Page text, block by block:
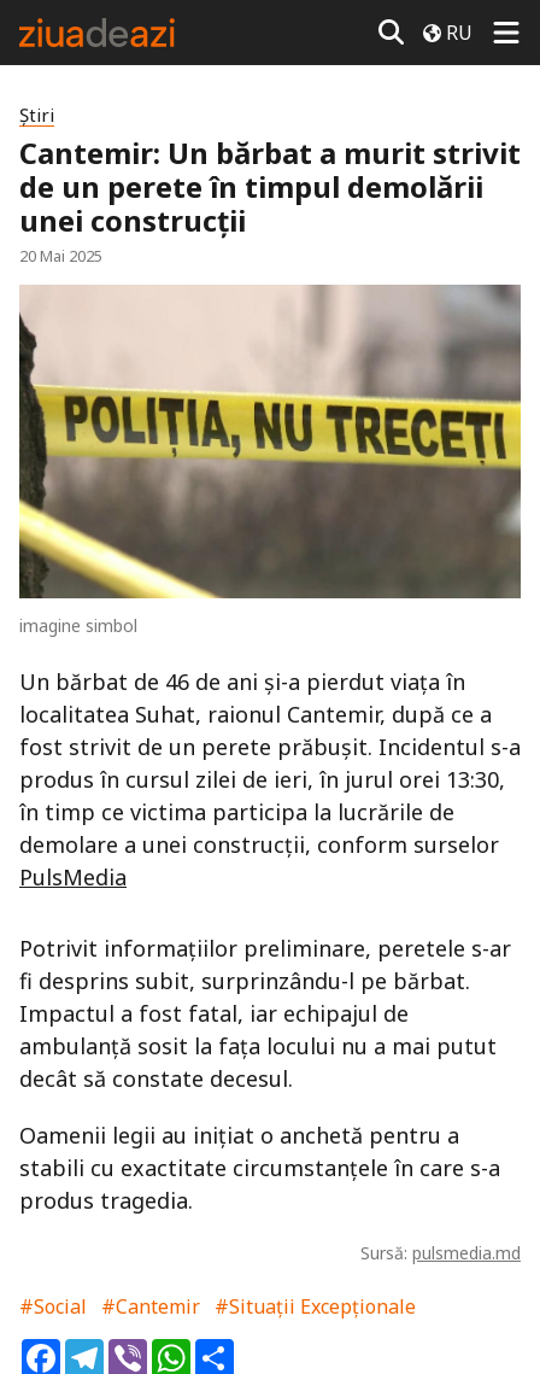
RU
Știri
Cantemir: Un bărbat a murit strivit
de un perete în timpul demolării
unei construcții
20 Mai 2025
imagine simbol
Un bărbat de 46 de ani și-a pierdut viața în
localitatea Suhat, raionul Cantemir, după ce a
fost strivit de un perete prăbușit. Incidentul s-a
produs în cursul zilei de ieri, în jurul orei 13:30,
în timp ce victima participa la lucrările de
demolare a unei construcții, conform surselor
PulsMedia
Potrivit informațiilor preliminare, peretele s-ar
fi desprins subit, surprinzându-l pe bărbat.
Impactul a fost fatal, iar echipajul de
ambulanță sosit la fața locului nu a mai putut
decât să constate decesul.
Oamenii legii au inițiat o anchetă pentru a
stabili cu exactitate circumstanțele în care s-a
produs tragedia.
Sursă: pulsmedia.md
#Social #Cantemir #Situații Excepționale
FacebookTelegram
ViberWhatsApp